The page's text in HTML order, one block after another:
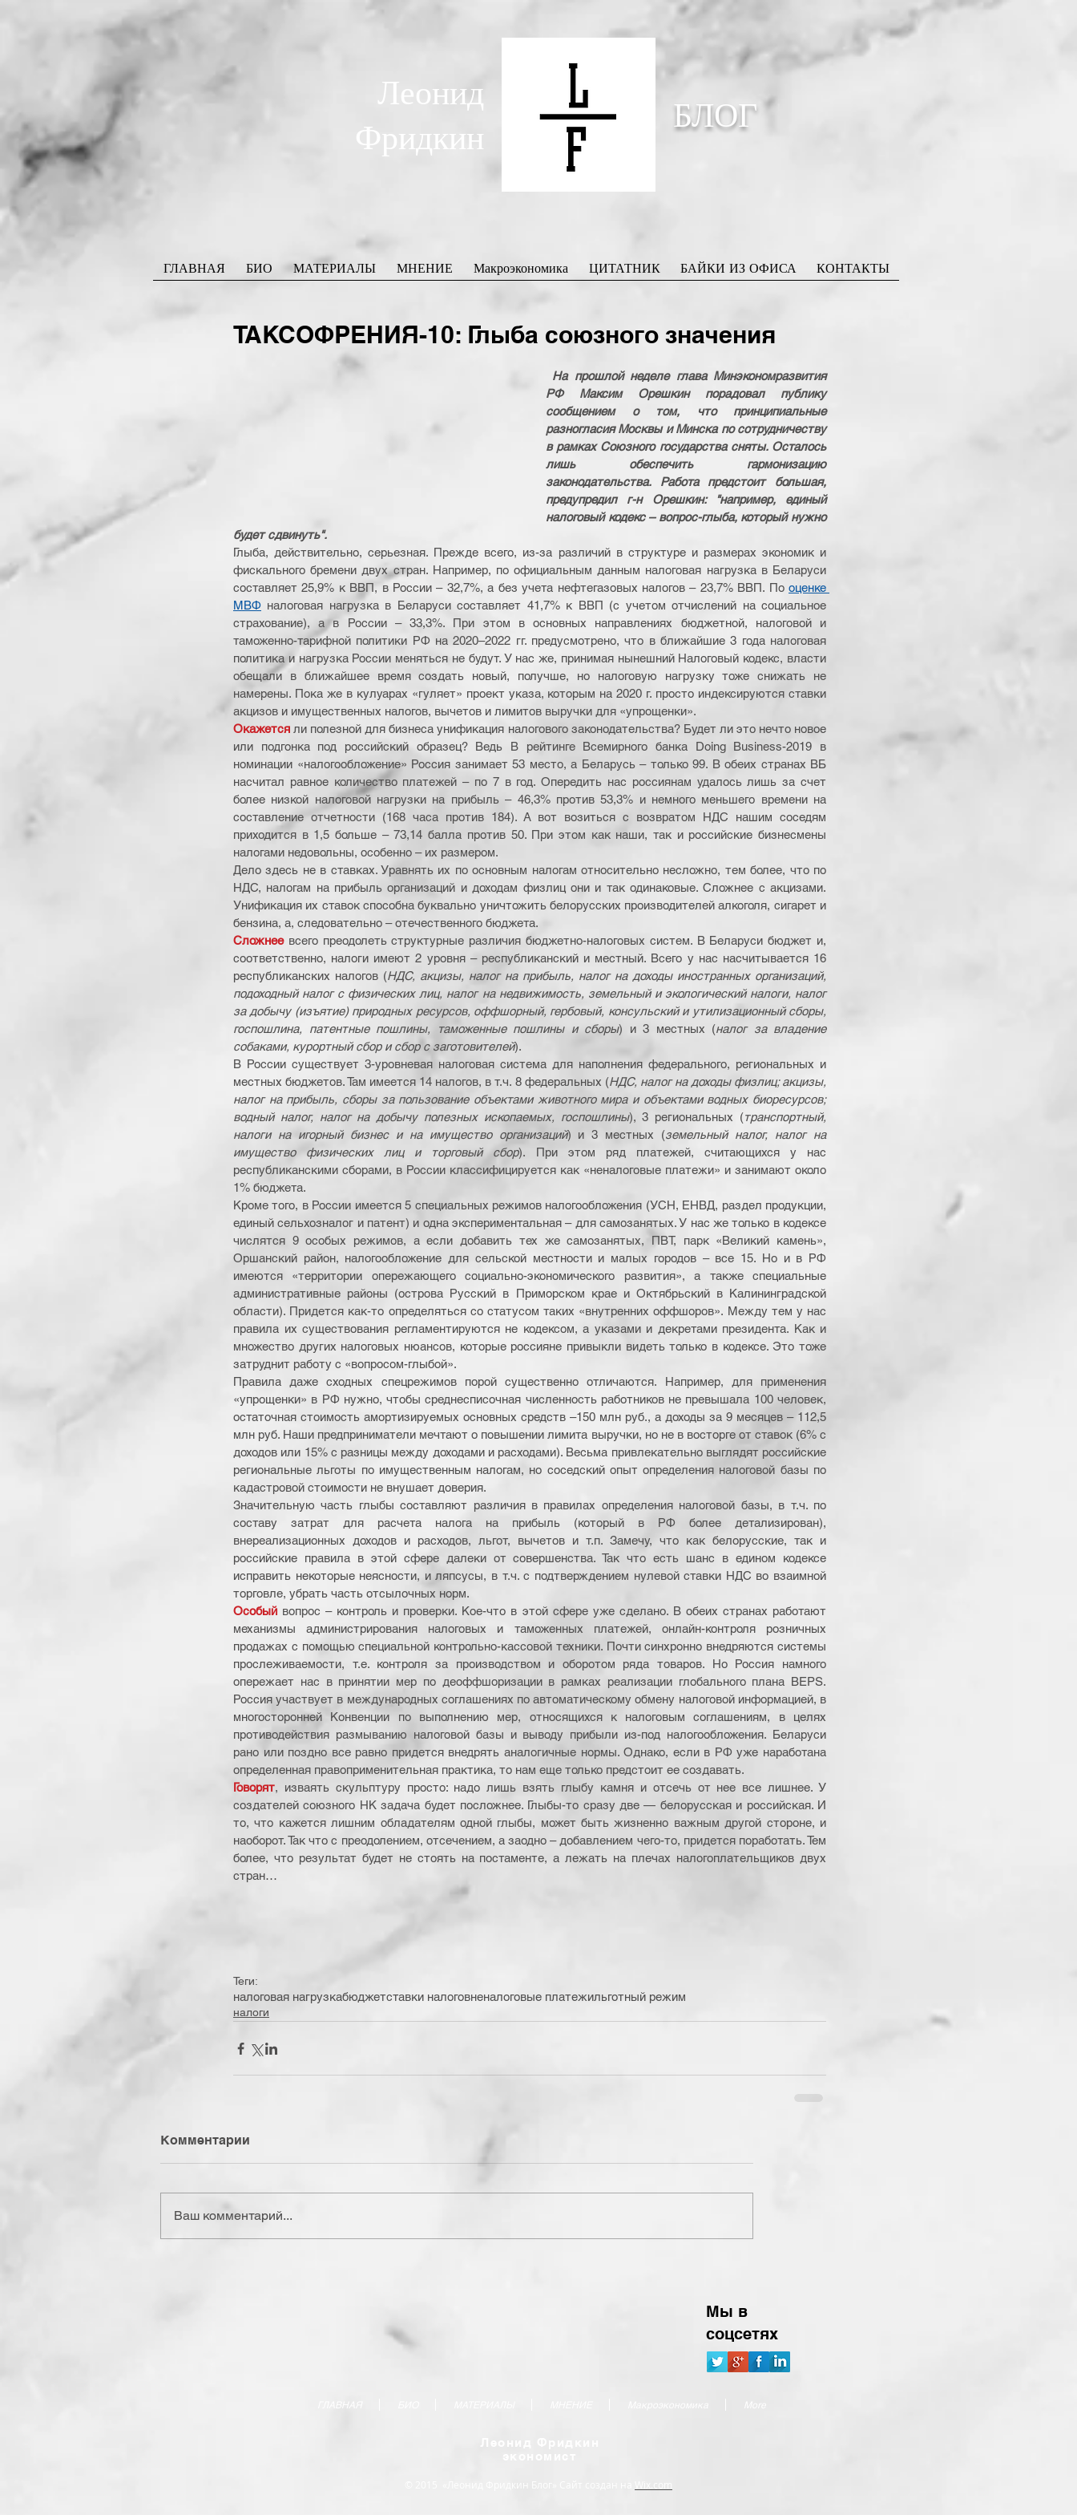
Леонид
Фридкин
БЛОГ
ГЛАВНАЯ БИО МАТЕРИАЛЫ МНЕНИЕ Макроэкономика ЦИТАТНИК БАЙКИ ИЗ ОФИСА КОНТАКТЫ
ТАКСОФРЕНИЯ-10: Глыба союзного значения
На прошлой неделе глава Минэкономразвития
РФ Максим Орешкин порадовал публику
сообщением о том, что принципиальные
разногласия Москвы и Минска по сотрудничеству
в рамках Союзного государства сняты. Осталось
лишь обеспечить гармонизацию
законодательства. Работа предстоит большая,
предупредил г-н Орешкин: "например, единый
налоговый кодекс – вопрос-глыба, который нужно
будет сдвинуть".
Глыба, действительно, серьезная. Прежде всего, из-за различий в структуре и размерах экономик и
фискального бремени двух стран. Например, по официальным данным налоговая нагрузка в Беларуси
составляет 25,9% к ВВП, в России – 32,7%, а без учета нефтегазовых налогов – 23,7% ВВП. По оценке
МВФ налоговая нагрузка в Беларуси составляет 41,7% к ВВП (с учетом отчислений на социальное
страхование), а в России – 33,3%. При этом в основных направлениях бюджетной, налоговой и
таможенно-тарифной политики РФ на 2020–2022 гг. предусмотрено, что в ближайшие 3 года налоговая
политика и нагрузка России меняться не будут. У нас же, принимая нынешний Налоговый кодекс, власти
обещали в ближайшее время создать новый, получше, но налоговую нагрузку тоже снижать не
намерены. Пока же в кулуарах «гуляет» проект указа, которым на 2020 г. просто индексируются ставки
акцизов и имущественных налогов, вычетов и лимитов выручки для «упрощенки».
Окажется ли полезной для бизнеса унификация налогового законодательства? Будет ли это нечто новое
или подгонка под российский образец? Ведь В рейтинге Всемирного банка Doing Business-2019 в
номинации «налогообложение» Россия занимает 53 место, а Беларусь – только 99. В обеих странах ВБ
насчитал равное количество платежей – по 7 в год. Опередить нас россиянам удалось лишь за счет
более низкой налоговой нагрузки на прибыль – 46,3% против 53,3% и немного меньшего времени на
составление отчетности (168 часа против 184). А вот возиться с возвратом НДС нашим соседям
приходится в 1,5 больше – 73,14 балла против 50. При этом как наши, так и российские бизнесмены
налогами недовольны, особенно – их размером.
Дело здесь не в ставках. Уравнять их по основным налогам относительно несложно, тем более, что по
НДС, налогам на прибыль организаций и доходам физлиц они и так одинаковые. Сложнее с акцизами.
Унификация их ставок способна буквально уничтожить белорусских производителей алкоголя, сигарет и
бензина, а, следовательно – отечественного бюджета.
Сложнее всего преодолеть структурные различия бюджетно-налоговых систем. В Беларуси бюджет и,
соответственно, налоги имеют 2 уровня – республиканский и местный. Всего у нас насчитывается 16
республиканских налогов (НДС, акцизы, налог на прибыль, налог на доходы иностранных организаций,
подоходный налог с физических лиц, налог на недвижимость, земельный и экологический налоги, налог
за добычу (изъятие) природных ресурсов, оффшорный, гербовый, консульский и утилизационный сборы,
госпошлина, патентные пошлины, таможенные пошлины и сборы) и 3 местных (налог за владение
собаками, курортный сбор и сбор с заготовителей).
В России существует 3-уровневая налоговая система для наполнения федерального, региональных и
местных бюджетов. Там имеется 14 налогов, в т.ч. 8 федеральных (НДС, налог на доходы физлиц; акцизы,
налог на прибыль, сборы за пользование объектами животного мира и объектами водных биоресурсов;
водный налог, налог на добычу полезных ископаемых, госпошлины), 3 региональных (транспортный,
налоги на игорный бизнес и на имущество организаций) и 3 местных (земельный налог, налог на
имущество физических лиц и торговый сбор). При этом ряд платежей, считающихся у нас
республиканскими сборами, в России классифицируется как «неналоговые платежи» и занимают около
1% бюджета.
Кроме того, в России имеется 5 специальных режимов налогообложения (УСН, ЕНВД, раздел продукции,
единый сельхозналог и патент) и одна экспериментальная – для самозанятых. У нас же только в кодексе
числятся 9 особых режимов, а если добавить тех же самозанятых, ПВТ, парк «Великий камень»,
Оршанский район, налогообложение для сельской местности и малых городов – все 15. Но и в РФ
имеются «территории опережающего социально-экономического развития», а также специальные
административные районы (острова Русский в Приморском крае и Октябрьский в Калининградской
области). Придется как-то определяться со статусом таких «внутренних оффшоров». Между тем у нас
правила их существования регламентируются не кодексом, а указами и декретами президента. Как и
множество других налоговых нюансов, которые россияне привыкли видеть только в кодексе. Это тоже
затруднит работу с «вопросом-глыбой».
Правила даже сходных спецрежимов порой существенно отличаются. Например, для применения
«упрощенки» в РФ нужно, чтобы среднесписочная численность работников не превышала 100 человек,
остаточная стоимость амортизируемых основных средств –150 млн руб., а доходы за 9 месяцев – 112,5
млн руб. Наши предприниматели мечтают о повышении лимита выручки, но не в восторге от ставок (6% с
доходов или 15% с разницы между доходами и расходами). Весьма привлекательно выглядят российские
региональные льготы по имущественным налогам, но соседский опыт определения налоговой базы по
кадастровой стоимости не внушает доверия.
Значительную часть глыбы составляют различия в правилах определения налоговой базы, в т.ч. по
составу затрат для расчета налога на прибыль (который в РФ более детализирован),
внереализационных доходов и расходов, льгот, вычетов и т.п. Замечу, что как белорусские, так и
российские правила в этой сфере далеки от совершенства. Так что есть шанс в едином кодексе
исправить некоторые неясности, и ляпсусы, в т.ч. с подтверждением нулевой ставки НДС во взаимной
торговле, убрать часть отсылочных норм.
Особый вопрос – контроль и проверки. Кое-что в этой сфере уже сделано. В обеих странах работают
механизмы администрирования налоговых и таможенных платежей, онлайн-контроля розничных
продажах с помощью специальной контрольно-кассовой техники. Почти синхронно внедряются системы
прослеживаемости, т.е. контроля за производством и оборотом ряда товаров. Но Россия намного
опережает нас в принятии мер по деоффшоризации в рамках реализации глобального плана BEPS.
Россия участвует в международных соглашениях по автоматическому обмену налоговой информацией, в
многосторонней Конвенции по выполнению мер, относящихся к налоговым соглашениям, в целях
противодействия размыванию налоговой базы и выводу прибыли из-под налогообложения. Беларуси
рано или поздно все равно придется внедрять аналогичные нормы. Однако, если в РФ уже наработана
определенная правоприменительная практика, то нам еще только предстоит ее создавать.
Говорят, изваять скульптуру просто: надо лишь взять глыбу камня и отсечь от нее все лишнее. У
создателей союзного НК задача будет посложнее. Глыбы-то сразу две — белорусская и российская. И
то, что кажется лишним обладателям одной глыбы, может быть жизненно важным другой стороне, и
наоборот. Так что с преодолением, отсечением, а заодно – добавлением чего-то, придется поработать. Тем
более, что результат будет не стоять на постаменте, а лежать на плечах налогоплательщиков двух
стран…
Теги:
налоговая нагрузкабюджетставки налоговненалоговые платежильготный режим
налоги
Комментарии
Ваш комментарий...
Мы в
соцсетях
ГЛАВНАЯ